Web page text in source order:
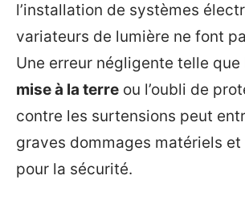
l’installation de systèmes
variateurs de lumière ne font
Une erreur négligente telle que
mise à la terre ou l’oubli de
contre les surtensions peut
graves dommages matériels et
pour la sécurité.